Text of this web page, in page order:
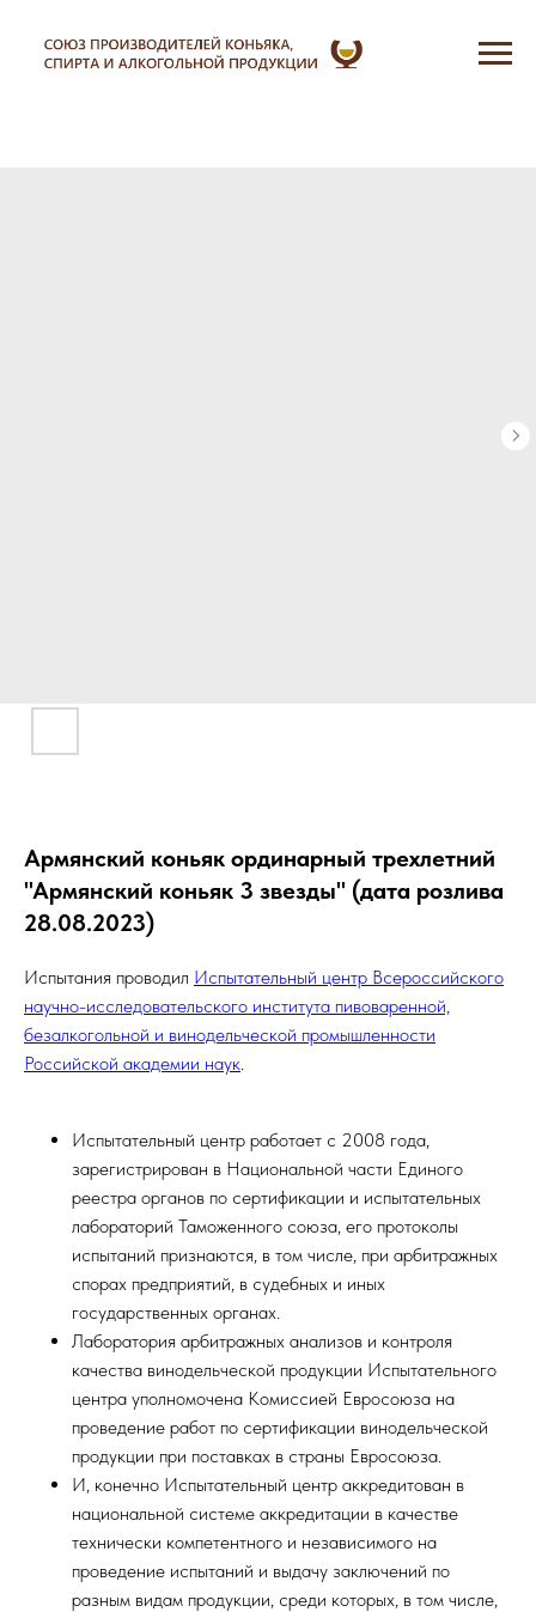
Армянский коньяк ординарный трехлетний
"Армянский коньяк 3 звезды" (дата розлива
28.08.2023)
Испытания проводил Испытательный центр Всероссийского
научно-исследовательского института пивоваренной,
безалкогольной и винодельческой промышленности
Российской академии наук.
Испытательный центр работает с 2008 года,
зарегистрирован в Национальной части Единого
реестра органов по сертификации и испытательных
лабораторий Таможенного союза, его протоколы
испытаний признаются, в том числе, при арбитражных
спорах предприятий, в судебных и иных
государственных органах.
Лаборатория арбитражных анализов и контроля
качества винодельческой продукции Испытательного
центра уполномочена Комиссией Евросоюза на
проведение работ по сертификации винодельческой
продукции при поставках в страны Евросоюза.
И, конечно Испытательный центр аккредитован в
национальной системе аккредитации в качестве
технически компетентного и независимого на
проведение испытаний и выдачу заключений по
разным видам продукции, среди которых, в том числе,